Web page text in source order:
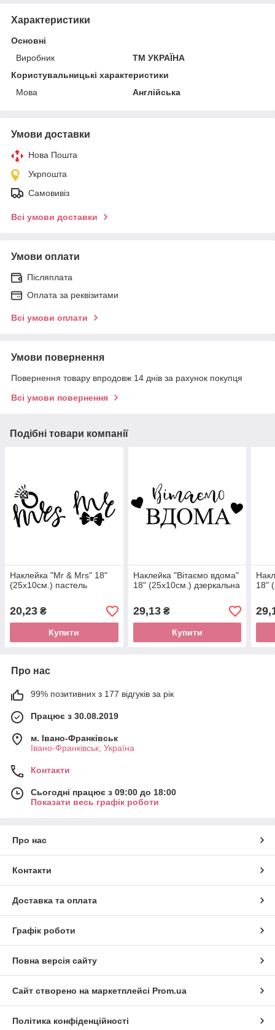
Характеристики
Основні
Виробник
ТМ УКРАЇНА
Користувальницькі характеристики
Мова
Англійська
Умови доставки
Нова Пошта
Укрпошта
Самовивіз
Всі умови доставки
Умови оплати
Післяплата
Оплата за реквізитами
Всі умови оплати
Умови повернення
Повернення товару впродовж 14 днів за рахунок покупця
Всі умови повернення
Подібні товари компанії
Наклейка "Mr & Mrs" 18"
(25х10см.) пастель
20,23 ₴
Купити
Наклейка "Вітаємо вдома"
18" (25х10см.) дзеркальна
29,13₴
Купити
18"
Про нас
99% позитивних з 177 відгуків за рік
Працює з 30.08.2019
м. Івано-Франківськ
Івано-Франківськ, Україна
Контакти
Сьогодні працює з 09:00 до 18:00
Показати весь графік роботи
Про нас
Контакти
Доставка та оплата
Графік роботи
Повна версія сайту
Сайт створено на маркетплейсі Prom.ua
Політика конфіденційності